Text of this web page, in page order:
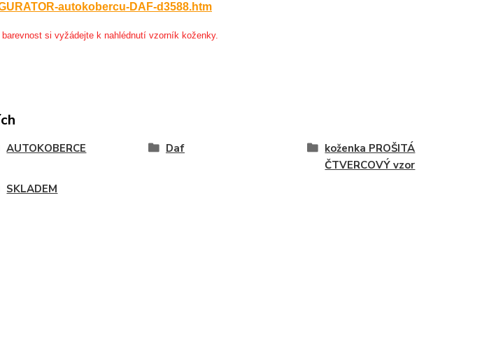
autokobercu-DAF-d3588.htm
si vyžádejte k nahlédnutí vzorník koženky.
AUTOKOBERCE Daf
koženka PROŠITÁ
ČTVERCOVÝ vzor
SKLADEM